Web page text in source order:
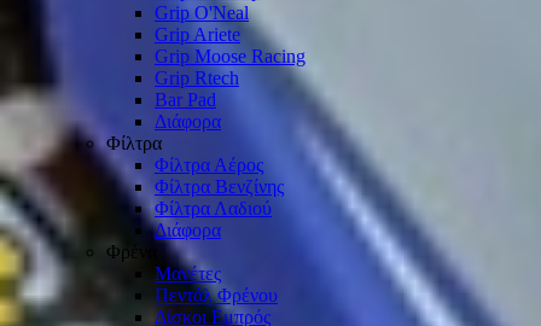
Grip O'Neal
Grip Ariete
Grip Moose Racing
Grip Rtech
Bar Pad
Διάφορα
Φίλτρα
Φίλτρα Αέρος
Φίλτρα Βενζίνης
Φίλτρα Λαδιού
Διάφορα
Φρένα
Μανέτες
Πεντάλ Φρένου
Δίσκοι Εμπρός